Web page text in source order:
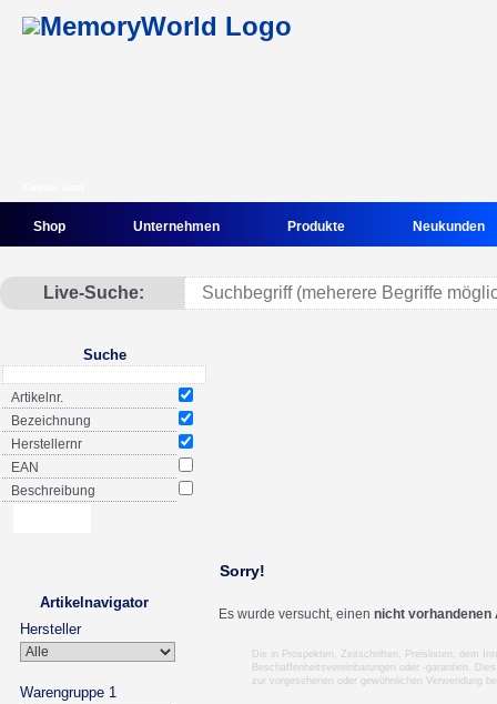
Shop Unternehmen Produkte Neukunden
Live-Suche:
Suche
Artikelnr.
Bezeichnung
Herstellernr
EAN
Beschreibung
Artikelnavigator
Hersteller
Warengruppe 1
Sorry!
Es wurde versucht, einen nicht vorhandenen
Die in Prospekten, Zeitschriften, Preislisten, dem
Beschaffenheitsvereinbarungen oder -garantien.
zur vorgesehenen oder gewöhnlichen Verwendung